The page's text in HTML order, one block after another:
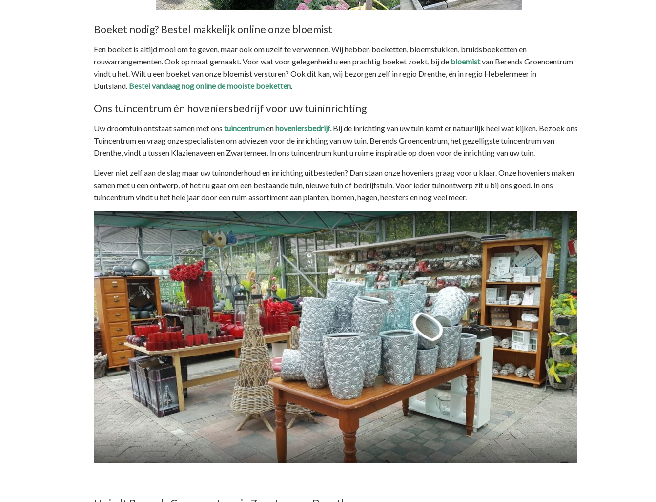
Boeket nodig? Bestel makkelijk online onze bloemist
Een boeket is altijd mooi om te geven, maar ook om uzelf te verwennen. Wij hebben boeketten, bloemstukken, bruidsboeketten en
rouwarrangementen. Ook op maat gemaakt. Voor wat voor gelegenheid u een prachtig boeket zoekt, bij de bloemistvan Berends Groencentrum
vindt u het. Wilt u een boeket van onze bloemist versturen? Ook dit kan, wij bezorgen zelf in regio Drenthe, én in regio Hebelermeer in
Duitsland. Bestel vandaag nog online de mooiste boeketten.
Ons tuincentrum én hoveniersbedrijf voor uw tuininrichting
Uw droomtuin ontstaat samen met ons tuincentrumenhoveniersbedrijf.Bij de inrichting van uw tuin komt er natuurlijk heel wat kijken. Bezoek ons
Tuincentrum en vraag onze specialisten om adviezen voor de inrichting van uw tuin. Berends Groencentrum, het gezelligste tuincentrum van
Drenthe, vindt u tussen Klazienaveen en Zwartemeer. In ons tuincentrum kunt u ruime inspiratie op doen voor de inrichting van uw tuin.
Liever niet zelf aan de slag maar uw tuinonderhoud en inrichting uitbesteden? Dan staan onze hoveniers graag voor u klaar. Onze hoveniers maken
samen met u een ontwerp, of het nu gaat om een bestaande tuin, nieuwe tuin of bedrijfstuin. Voor ieder tuinontwerp zit u bij ons goed. In ons
tuincentrum vindt u het hele jaar door een ruim assortiment aan planten, bomen, hagen, heesters en nog veel meer.